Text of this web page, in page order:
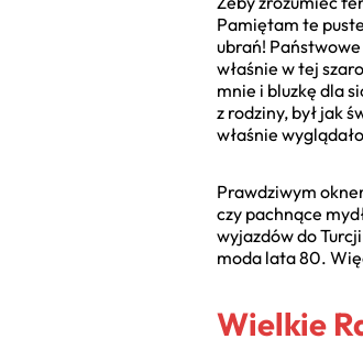
Pamiętam te
ubrań!
właśnie w tej
mnie i bluzkę dla
z rodziny, był jak
właśnie
Prawdziwym
czy pachnące
wyjazdów do
moda lata 80.
Wielkie